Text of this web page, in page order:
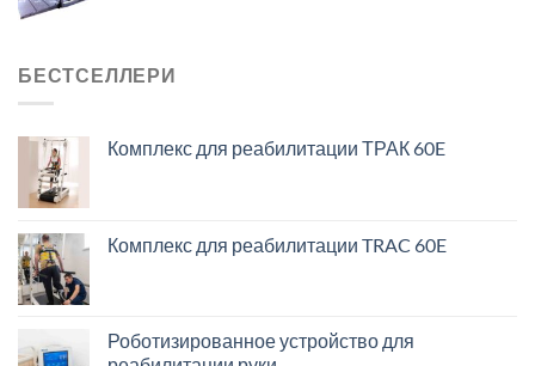
БЕСТСЕЛЛЕРИ
Комплекс для реабилитации ТРАК 60E
Комплекс для реабилитации TRAC 60E
Роботизированное устройство для